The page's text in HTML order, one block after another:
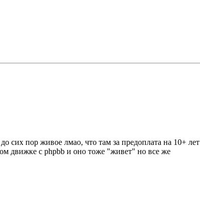
сих пор живое лмао, что там за предоплата на 10+ лет
движке с phpbb и оно тоже "живет" но все же